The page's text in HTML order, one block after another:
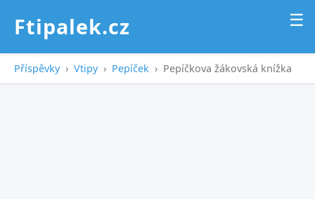
Ftipalek.cz ☰
Příspěvky › Vtipy › Pepíček › Pepíčkova žákovská knížka